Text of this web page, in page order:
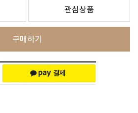
관심상품
구매하기